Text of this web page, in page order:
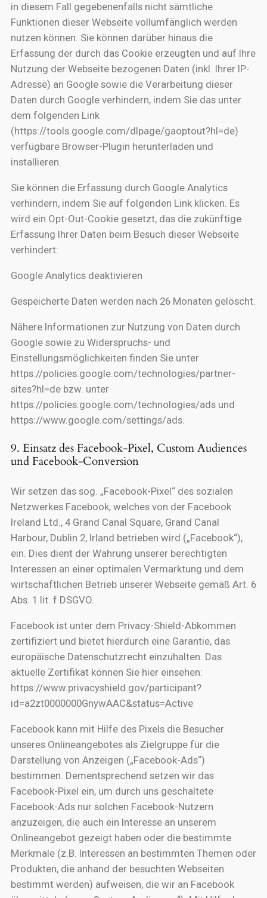
in diesem Fall gegebenenfalls nicht sämtliche
Funktionen dieser Webseite vollumfänglich werden
nutzen können. Sie können darüber hinaus die
Erfassung der durch das Cookie erzeugten und auf Ihre
Nutzung der Webseite bezogenen Daten (inkl. Ihrer IP-
Adresse) an Google sowie die Verarbeitung dieser
Daten durch Google verhindern, indem Sie das unter
dem folgenden Link
(https://tools.google.com/dlpage/gaoptout?hl=de)
verfügbare Browser-Plugin herunterladen und
installieren.
Sie können die Erfassung durch Google Analytics
verhindern, indem Sie auf folgenden Link klicken. Es
wird ein Opt-Out-Cookie gesetzt, das die zukünftige
Erfassung Ihrer Daten beim Besuch dieser Webseite
verhindert:
Google Analytics deaktivieren
Gespeicherte Daten werden nach 26 Monaten gelöscht.
Nähere Informationen zur Nutzung von Daten durch
Google sowie zu Widerspruchs- und
Einstellungsmöglichkeiten finden Sie unter
https://policies.google.com/technologies/partner-
sites?hl=de bzw. unter
https://policies.google.com/technologies/ads und
https://www.google.com/settings/ads.
9. Einsatz des Facebook-Pixel, Custom Audiences
und Facebook-Conversion
Wir setzen das sog. „Facebook-Pixel“ des sozialen
Netzwerkes Facebook, welches von der Facebook
Ireland Ltd., 4 Grand Canal Square, Grand Canal
Harbour, Dublin 2, Irland betrieben wird („Facebook“),
ein. Dies dient der Wahrung unserer berechtigten
Interessen an einer optimalen Vermarktung und dem
wirtschaftlichen Betrieb unserer Webseite gemäß Art. 6
Abs. 1 lit. f DSGVO.
Facebook ist unter dem Privacy-Shield-Abkommen
zertifiziert und bietet hierdurch eine Garantie, das
europäische Datenschutzrecht einzuhalten. Das
aktuelle Zertifikat können Sie hier einsehen:
https://www.privacyshield.gov/participant?
id=a2zt0000000GnywAAC&status=Active
Facebook kann mit Hilfe des Pixels die Besucher
unseres Onlineangebotes als Zielgruppe für die
Darstellung von Anzeigen („Facebook-Ads“)
bestimmen. Dementsprechend setzen wir das
Facebook-Pixel ein, um durch uns geschaltete
Facebook-Ads nur solchen Facebook-Nutzern
anzuzeigen, die auch ein Interesse an unserem
Onlineangebot gezeigt haben oder die bestimmte
Merkmale (z.B. Interessen an bestimmten Themen oder
Produkten, die anhand der besuchten Webseiten
bestimmt werden) aufweisen, die wir an Facebook